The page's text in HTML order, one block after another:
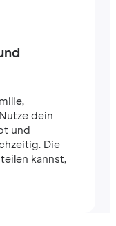
dein
und
Die
kannst,
ab – bei